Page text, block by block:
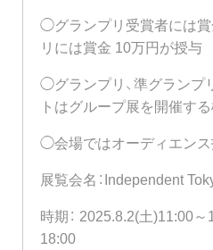
◯グランプリ受賞者には賞
リには賞金 10万円が授与
◯グランプリ、準グランプ
トはグループ展を開催す
◯会場ではオーディエンス
展覧会名：Independent
時期： 2025.8.2(土)11:00
18:00